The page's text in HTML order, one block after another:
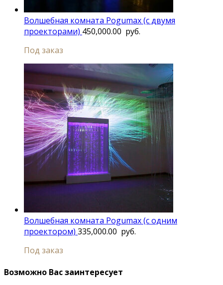
Волшебная комната Pogumax (с двумя
проекторами) 450,000.00 руб.
Под заказ
Волшебная комната Pogumax (с одним
проектором) 335,000.00 руб.
Под заказ
Возможно Вас заинтересует